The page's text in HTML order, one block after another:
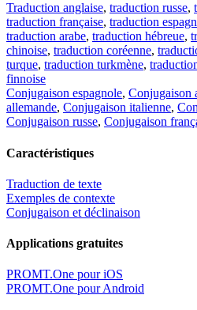
Traduction anglaise, traduction russe,
traduction française, traduction
traduction arabe, traduction hébreue,
chinoise, traduction coréenne,
turque, traduction turkmène,
finnoise
Conjugaison espagnole, Conjugaison
allemande, Conjugaison italienne,
Conjugaison russe, Conjugaison
Caractéristiques
Traduction de texte
Exemples de contexte
Conjugaison et déclinaison
Applications gratuites
PROMT.One pour iOS
PROMT.One pour Android